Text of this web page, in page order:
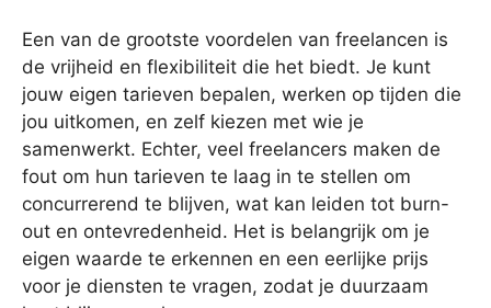
Een van de grootste voordelen van freelancen is
de vrijheid en flexibiliteit die het biedt. Je kunt
jouw eigen tarieven bepalen, werken op tijden die
jou uitkomen, en zelf kiezen met wie je
samenwerkt. Echter, veel freelancers maken de
fout om hun tarieven te laag in te stellen om
concurrerend te blijven, wat kan leiden tot burn-
out en ontevredenheid. Het is belangrijk om je
eigen waarde te erkennen en een eerlijke prijs
voor je diensten te vragen, zodat je duurzaam